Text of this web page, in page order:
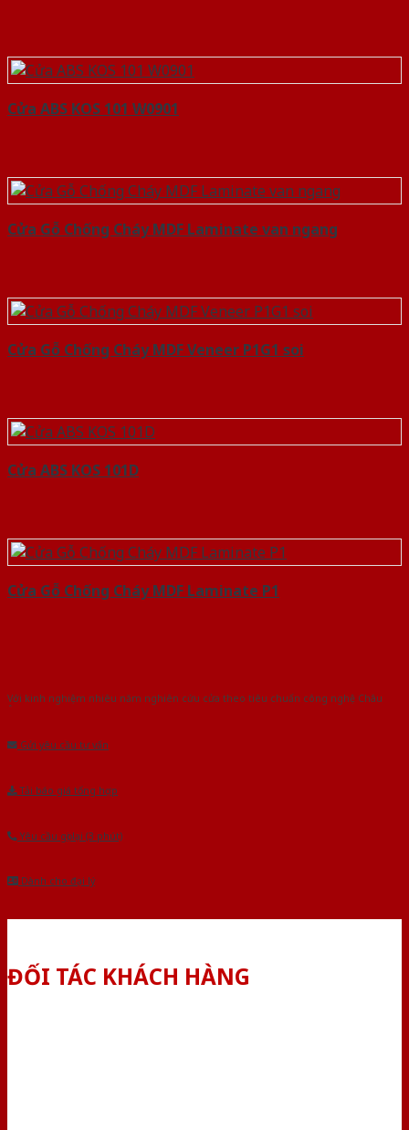
Cửa ABS KOS 101 W0901
Cửa Gỗ Chống Cháy MDF Laminate van ngang
Cửa Gỗ Chống Cháy MDF Veneer P1G1 soi
Cửa ABS KOS 101D
Cửa Gỗ Chống Cháy MDF Laminate P1
Với kinh nghiệm nhiêu năm nghiên cứu cửa theo tiêu chuẩn công nghệ Châu
Gửi yêu cầu tư vấn
Tải báo giá tổng hợp
Yêu cầu gọi lại (3 phút)
Dành cho đại lý
ĐỐI TÁC KHÁCH HÀNG